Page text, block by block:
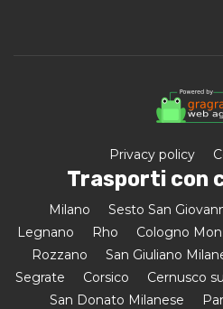
Privacy policy
Trasporti con
Milano Sesto San
Legnano
Rho Cologno
Rozzano
San Giuliano
Segrate
Corsico Cernusco
San Donato Milanese